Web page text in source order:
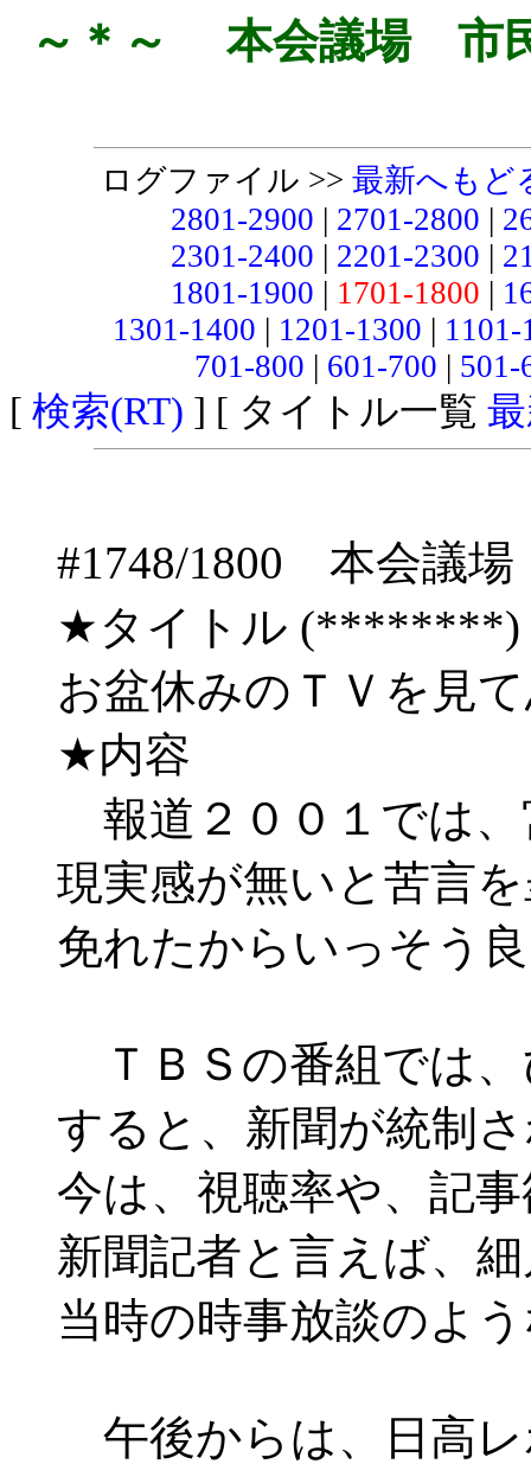
～＊～ 本会議場 市
ログファイル >> 最新へもど
2801-2900 | 2701-2800 |
2301-2400 | 2201-2300 |
1801-1900 | 1701-1800 |
1301-1400 | 1201-1300 |
701-800 | 601-700 |
[ 検索(RT) ] [ タイトル一覧
#1748/1800 本会議
★タイトル (********)
お盆休みのＴＶを見
★内容
報道２００１では、
現実感が無いと苦言
免れたからいっそう
ＴＢＳの番組では、
すると、新聞が統制
今は、視聴率や、記
新聞記者と言えば、
当時の時事放談のよ
午後からは、日高レ